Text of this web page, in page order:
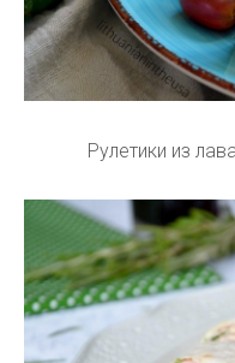
Рулетики из